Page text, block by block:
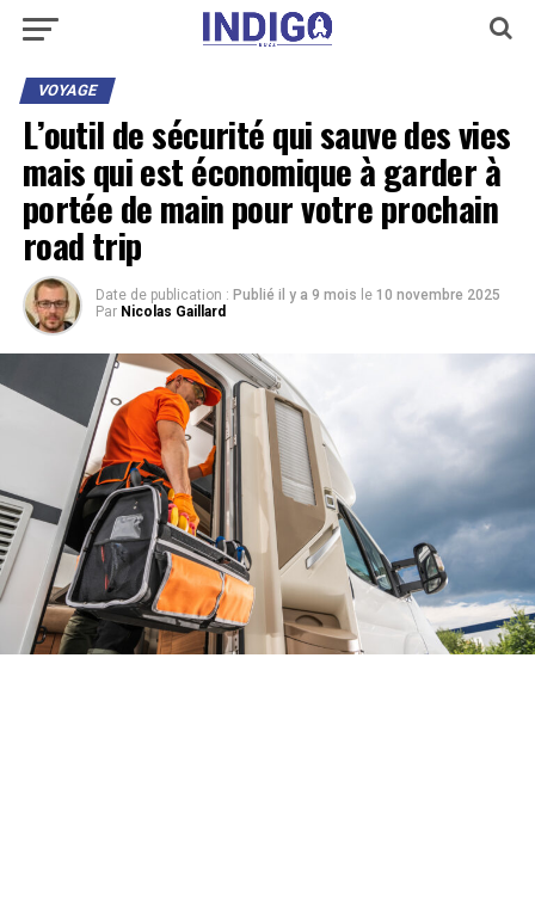
VOYAGE
L’outil de sécurité qui sauve des vies
mais qui est économique à garder à
portée de main pour votre prochain
road trip
Date de publication : Publié il y a 9 mois le 10 novembre 2025
Par Nicolas Gaillard